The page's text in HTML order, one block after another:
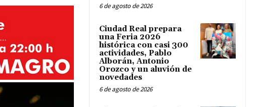
6 de agosto de 2026
Ciudad Real prepara
una Feria 2026
histórica con casi 300
actividades, Pablo
Alborán, Antonio
Orozco y un aluvión de
novedades
6 de agosto de 2026